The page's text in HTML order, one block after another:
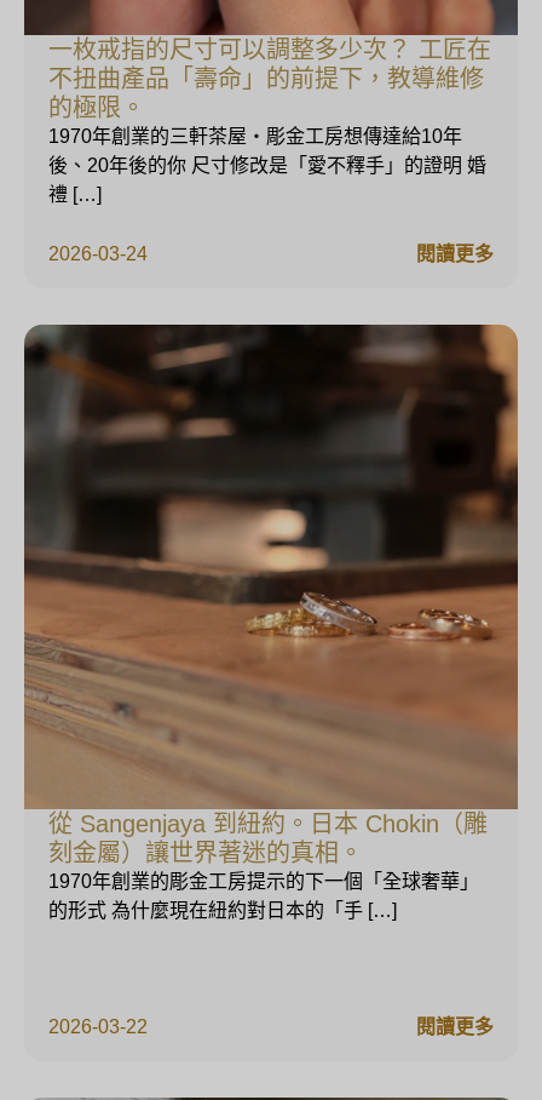
一枚戒指的尺寸可以調整多少次？ 工匠在
不扭曲產品「壽命」的前提下，教導維修
的極限。
2026-03-24
1970年創業的三軒茶屋・彫金工房想傳達給10年
後、20年後的你 尺寸修改是「愛不釋手」的證明 婚
禮 […]
閱讀更多
從 Sangenjaya 到紐約。日本 Chokin（雕
刻金屬）讓世界著迷的真相。
2026-03-22
1970年創業的彫金工房提示的下一個「全球奢華」
的形式 為什麼現在紐約對日本的「手 […]
閱讀更多